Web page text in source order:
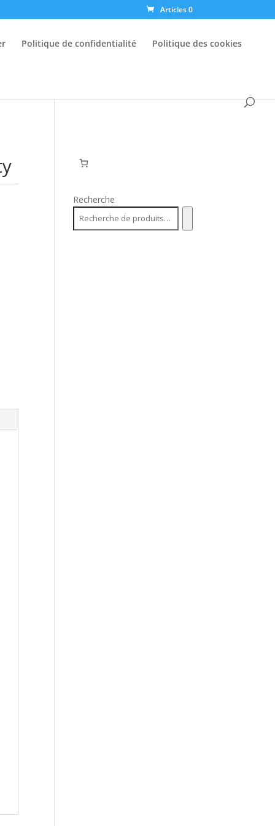
Articles 0
Politique de confidentialité Politique des cookies
Recherche